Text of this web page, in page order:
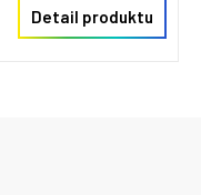
Detail produktu